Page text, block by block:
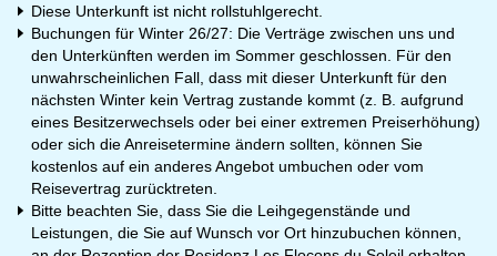
Diese Unterkunft ist nicht rollstuhlgerecht.
Buchungen für Winter 26/27: Die Verträge zwischen uns und
den Unterkünften werden im Sommer geschlossen. Für den
unwahrscheinlichen Fall, dass mit dieser Unterkunft für den
nächsten Winter kein Vertrag zustande kommt (z. B. aufgrund
eines Besitzerwechsels oder bei einer extremen Preiserhöhung)
oder sich die Anreisetermine ändern sollten, können Sie
kostenlos auf ein anderes Angebot umbuchen oder vom
Reisevertrag zurücktreten.
Bitte beachten Sie, dass Sie die Leihgegenstände und
Leistungen, die Sie auf Wunsch vor Ort hinzubuchen können,